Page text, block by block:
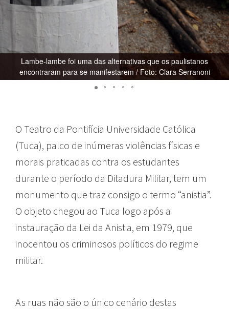
Lambe-lambe foi uma das alternativas que os paulistanos
encontraram para se manifestarem / Foto: Clara Serranoni
O Teatro da Pontifícia Universidade Católica
(Tuca), palco de inúmeras violências físicas e
morais praticadas contra os estudantes
durante o período da Ditadura Militar, tem um
monumento que traz consigo o termo “anistia”.
O objeto chegou ao Tuca logo após a
instauração da Lei da Anistia, em 1979, que
inocentou os criminosos políticos do regime
militar.
As ruas não são o único cenário destas